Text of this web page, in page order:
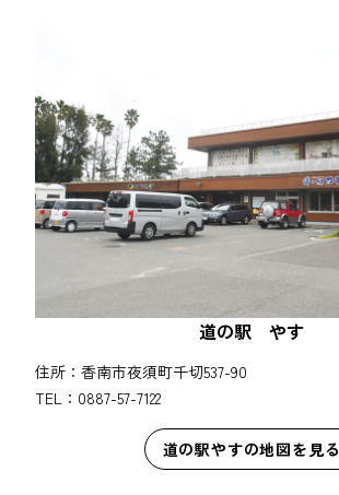
道の駅 やす
住所：香南市夜須町千切537-90
TEL：0887-57-7122
道の駅やすの地図を見る